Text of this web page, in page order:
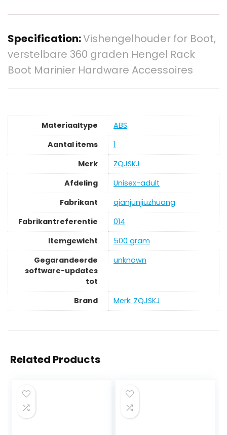
Specification:Vishengelhouder for Boot,
verstelbare 360 ​​graden Hengel Rack
Boot Marinier Hardware Accessoires
Materiaaltype
‎ABS
Aantal items
‎1
Merk
‎ZQJSKJ
Afdeling
‎Unisex-adult
Fabrikant
‎qianjunjiuzhuang
Fabrikantreferentie
‎014
Itemgewicht
‎500 gram
Gegarandeerde
software-updates
tot
‎unknown
Brand Merk: ZQJSKJ
Related Products